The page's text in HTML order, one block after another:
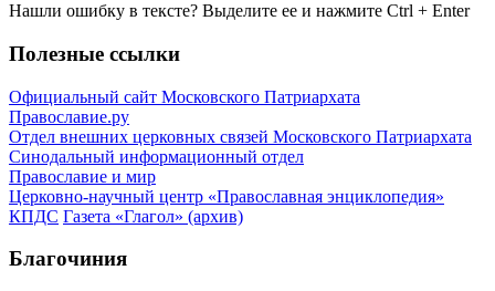
Нашли ошибку в тексте? Выделите ее и нажмите Ctrl + Enter
Полезные ссылки
Официальный сайт Московского Патриархата
Православие.ру
Отдел внешних церковных связей Московского Патриархата
Синодальный информационный отдел
Православие и мир
Церковно-научный центр «Православная энциклопедия»
КПДС Газета «Глагол» (архив)
Благочиния